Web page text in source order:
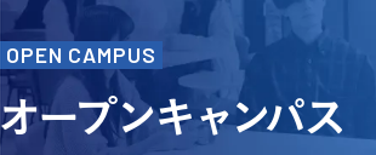
OPEN CAMPUS
オープンキャンパス